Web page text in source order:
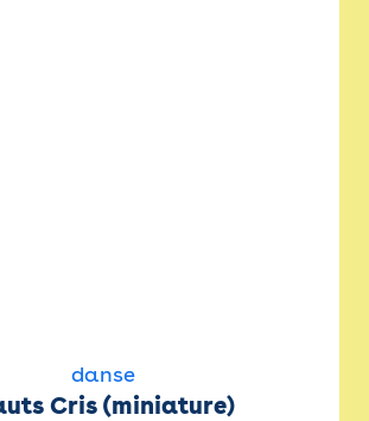
danse
Cris (miniature)